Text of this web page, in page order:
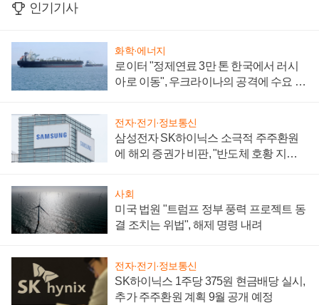
인기기사
화학·에너지
로이터 "정제연료 3만 톤 한국에서 러시
아로 이동", 우크라이나의 공격에 수요 늘
전자·전기·정보통신
삼성전자 SK하이닉스 소극적 주주환원
에 해외 증권가 비판, "반도체 호황 지속
사회
미국 법원 "트럼프 정부 풍력 프로젝트 동
결 조치는 위법", 해제 명령 내려
전자·전기·정보통신
SK하이닉스 1주당 375원 현금배당 실시,
추가 주주환원 계획 9월 공개 예정